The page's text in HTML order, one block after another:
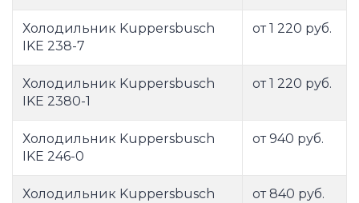
Холодильник Kuppersbusch
IKE 238-7
от 1 220 руб.
Холодильник Kuppersbusch
IKE 2380-1
от 1 220 руб.
Холодильник Kuppersbusch
IKE 246-0
от 940 руб.
Холодильник Kuppersbusch
от 840 руб.